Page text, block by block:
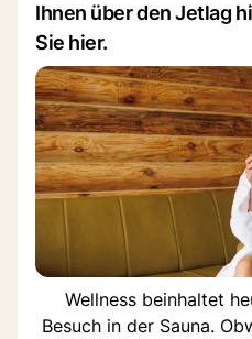
Ihnen über den Jetlag
Sie hier.
Wellness beinhaltet
Besuch in der Sauna.